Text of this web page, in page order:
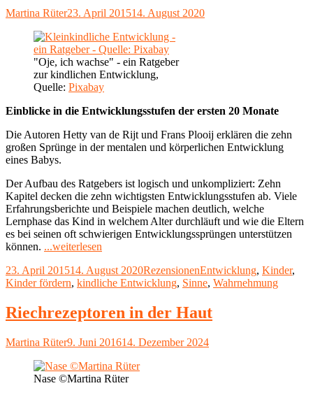
Autor
Martina RüterVeröffentlicht
23. April 201514. August 2020
"Oje, ich wachse" - ein Ratgeber
zur kindlichen Entwicklung,
Quelle: Pixabay
Einblicke in die Entwicklungsstufen der ersten 20 Monate
Die Autoren Hetty van de Rijt und Frans Plooij erklären die zehn
großen Sprünge in der mentalen und körperlichen Entwicklung
eines Babys.
Der Aufbau des Ratgebers ist logisch und unkompliziert: Zehn
Kapitel decken die zehn wichtigsten Entwicklungsstufen ab. Viele
Erfahrungsberichte und Beispiele machen deutlich, welche
Lernphase das Kind in welchem Alter durchläuft und wie die Eltern
es bei seinen oft schwierigen Entwicklungssprüngen unterstützen
können. ...weiterlesen
ich
wachse"
Veröffentlicht
am
23. April 201514. August 2020Kategorien
RezensionenSchlagwörter
Entwicklung, Kinder,
Kinder fördern, kindliche Entwicklung, Sinne, Wahrnehmung
Riechrezeptoren in der Haut
Autor
Martina RüterVeröffentlicht
9. Juni 201614. Dezember 2024
Nase ©Martina Rüter